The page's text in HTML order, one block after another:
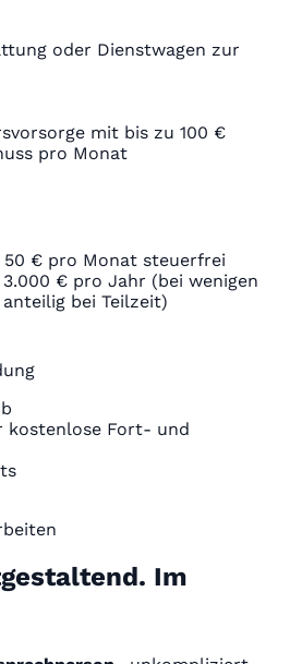
oder Dienstwagen zur
mit bis zu 100 €
pro Monat
€ pro Monat steuerfrei
€ pro Jahr (bei wenigen
bei Teilzeit)
kostenlose Fort- und
Im